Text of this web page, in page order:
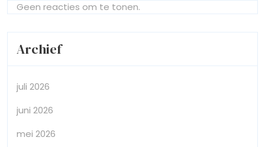
Geen reacties om te tonen.
Archief
juli 2026
juni 2026
mei 2026